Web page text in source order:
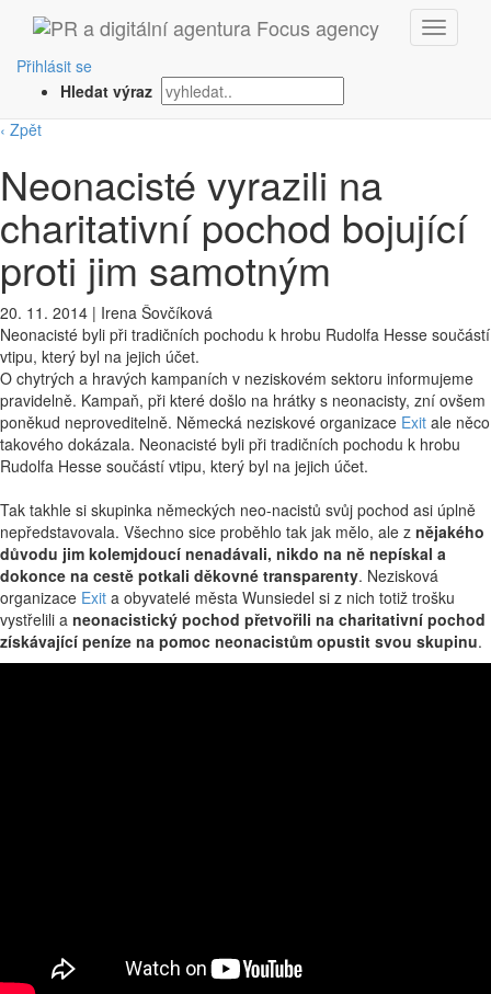
Přihlásit se
Hledat výraz
‹ Zpět
Neonacisté vyrazili na
charitativní pochod bojující
proti jim samotným
20. 11. 2014 | Irena Šovčíková
Neonacisté byli při tradičních pochodu k hrobu Rudolfa Hesse součástí
vtipu, který byl na jejich účet.
O chytrých a hravých kampaních v neziskovém sektoru informujeme
pravidelně. Kampaň, při které došlo na hrátky s neonacisty, zní ovšem
poněkud neproveditelně. Německá neziskové organizace Exit ale něco
takového dokázala. Neonacisté byli při tradičních pochodu k hrobu
Rudolfa Hesse součástí vtipu, který byl na jejich účet.
Tak takhle si skupinka německých neo-nacistů svůj pochod asi úplně
nepředstavovala. Všechno sice proběhlo tak jak mělo, ale z nějakého
důvodu jim kolemjdoucí nenadávali, nikdo na ně nepískal a
dokonce na cestě potkali děkovné transparenty. Nezisková
organizace Exit a obyvatelé města Wunsiedel si z nich totiž trošku
vystřelili a neonacistický pochod přetvořili na charitativní pochod
získávající peníze na pomoc neonacistům opustit svou skupinu.